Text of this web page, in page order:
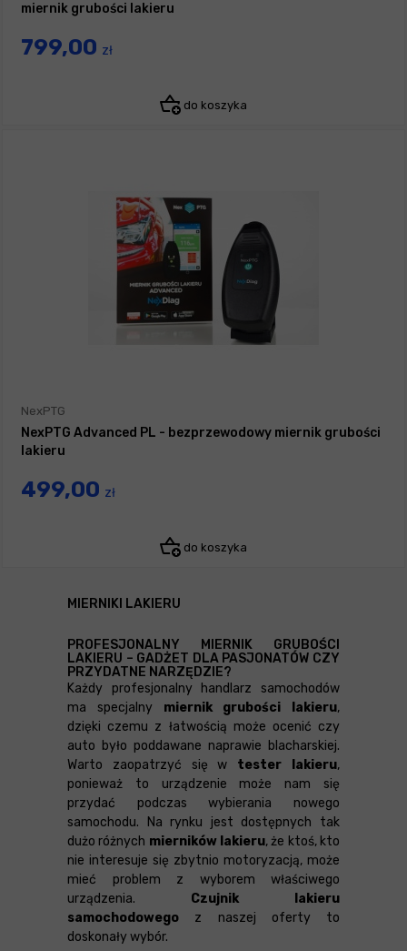
miernik grubości lakieru
799,00 zł
do koszyka
NexPTG
NexPTG Advanced PL - bezprzewodowy miernik grubości
lakieru
499,00 zł
do koszyka
MIERNIKI LAKIERU
PROFESJONALNY MIERNIK GRUBOŚCI
LAKIERU – GADŻET DLA PASJONATÓW CZY
PRZYDATNE NARZĘDZIE?
Każdy profesjonalny handlarz samochodów
ma specjalny miernik grubości lakieru,
dzięki czemu z łatwością może ocenić czy
auto było poddawane naprawie blacharskiej.
Warto zaopatrzyć się w tester lakieru,
ponieważ to urządzenie może nam się
przydać podczas wybierania nowego
samochodu. Na rynku jest dostępnych tak
dużo różnych mierników lakieru, że ktoś, kto
nie interesuje się zbytnio motoryzacją, może
mieć problem z wyborem właściwego
urządzenia. Czujnik lakieru
samochodowego z naszej oferty to
doskonały wybór.